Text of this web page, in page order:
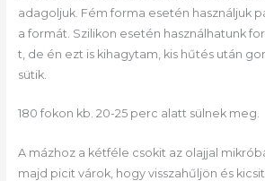
adagoljuk. Fém forma esetén használjuk
a formát. Szilikon esetén használhatunk
t, de én ezt is kihagytam, kis hűtés után
sütik.
180 fokon kb. 20-25 perc alatt sülnek meg.
A mázhoz a kétféle csokit az olajjal
majd picit várok, hogy visszahűljön és